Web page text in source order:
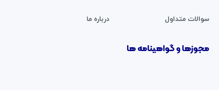
سوالات متداول درباره ما
مجوزها و گواهینامه ها